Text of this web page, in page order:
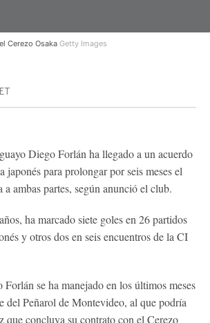
Cerezo Osaka Getty Images
Diego Forlán ha llegado a un acuerdo
japonés para prolongar por seis meses el
ambas partes, según anunció el club.
ha marcado siete goles en 26 partidos
y otros dos en seis encuentros de la CI
se ha manejado en los últimos meses
del Peñarol de Montevideo, al que podría
que concluya su contrato con el Cerezo